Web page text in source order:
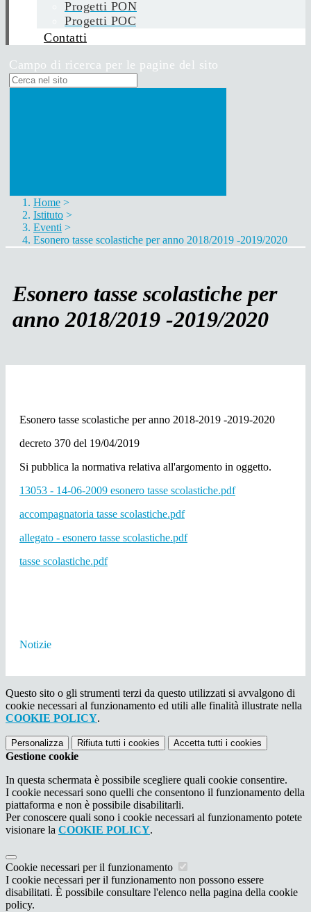
Progetti PON
Progetti POC
Contatti
Campo di ricerca per le pagine del sito
Home >
Istituto >
Eventi >
Esonero tasse scolastiche per anno 2018/2019 -2019/2020
Esonero tasse scolastiche per
anno 2018/2019 -2019/2020
Esonero tasse scolastiche per anno 2018-2019 -2019-2020
decreto 370 del 19/04/2019
Si pubblica la normativa relativa all'argomento in oggetto.
13053 - 14-06-2009 esonero tasse scolastiche.pdf
accompagnatoria tasse scolastiche.pdf
allegato - esonero tasse scolastiche.pdf
tasse scolastiche.pdf
Notizie
Questo sito o gli strumenti terzi da questo utilizzati si avvalgono di
cookie necessari al funzionamento ed utili alle finalità illustrate nella
COOKIE POLICY.
Personalizza Rifiuta tutti i cookies Accetta tutti i cookies
Gestione cookie
In questa schermata è possibile scegliere quali cookie consentire.
I cookie necessari sono quelli che consentono il funzionamento della
piattaforma e non è possibile disabilitarli.
Per conoscere quali sono i cookie necessari al funzionamento potete
visionare la COOKIE POLICY.
Cookie necessari per il funzionamento
I cookie necessari per il funzionamento non possono essere
disabilitati. È possibile consultare l'elenco nella pagina della cookie
policy.